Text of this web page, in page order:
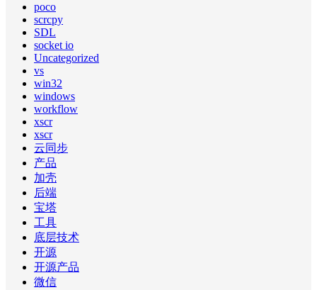
poco
scrcpy
SDL
socket io
Uncategorized
vs
win32
windows
workflow
xscr
xscr
云同步
产品
加壳
后端
宝塔
工具
底层技术
开源
开源产品
微信